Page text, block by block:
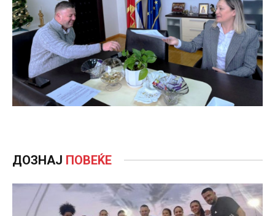
ДОЗНАЈ ПОВЕЌЕ